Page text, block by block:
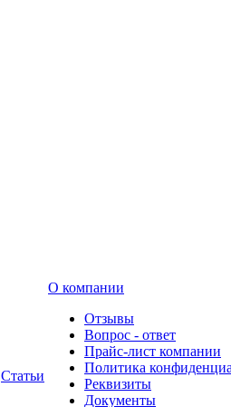
Статьи
О компании
Отзывы
Вопрос - ответ
Прайс-лист компании
Политика
Реквизиты
Документы